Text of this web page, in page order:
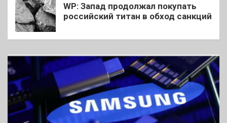
WP: Запад продолжал покупать
российский титан в обход санкций